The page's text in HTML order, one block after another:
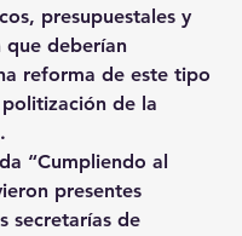
presupuestales y
que deberían
reforma de este tipo
de la
.
“Cumpliendo al
presentes
secretarías de